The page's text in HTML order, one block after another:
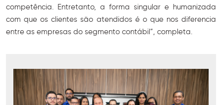
competência. Entretanto, a forma singular e humanizada
com que os clientes são atendidos é o que nos diferencia
entre as empresas do segmento contábil”, completa.